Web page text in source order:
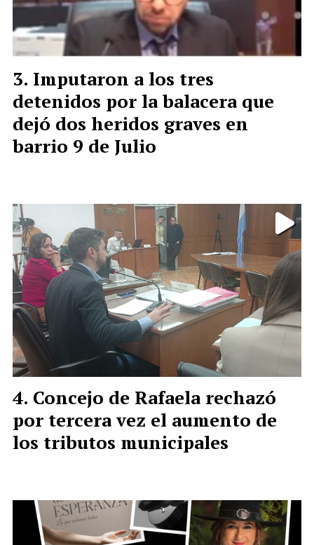
Imputaron a los tres
detenidos por la balacera que
dejó dos heridos graves en
barrio 9 de Julio
Concejo de Rafaela rechazó
por tercera vez el aumento de
los tributos municipales